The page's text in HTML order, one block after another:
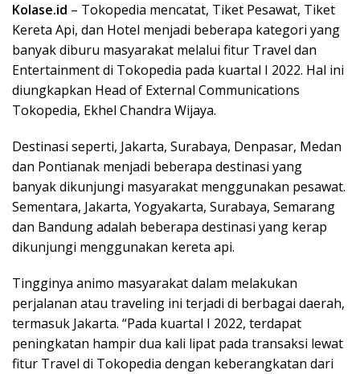
Kolase.id – Tokopedia mencatat, Tiket Pesawat, Tiket
Kereta Api, dan Hotel menjadi beberapa kategori yang
banyak diburu masyarakat melalui fitur Travel dan
Entertainment di Tokopedia pada kuartal I 2022. Hal ini
diungkapkan Head of External Communications
Tokopedia, Ekhel Chandra Wijaya.
Destinasi seperti, Jakarta, Surabaya, Denpasar, Medan
dan Pontianak menjadi beberapa destinasi yang
banyak dikunjungi masyarakat menggunakan pesawat.
Sementara, Jakarta, Yogyakarta, Surabaya, Semarang
dan Bandung adalah beberapa destinasi yang kerap
dikunjungi menggunakan kereta api.
Tingginya animo masyarakat dalam melakukan
perjalanan atau traveling ini terjadi di berbagai daerah,
termasuk Jakarta. “Pada kuartal I 2022, terdapat
peningkatan hampir dua kali lipat pada transaksi lewat
fitur Travel di Tokopedia dengan keberangkatan dari